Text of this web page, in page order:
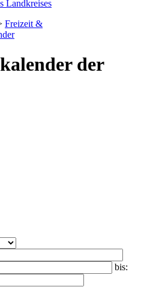
Landkreises
Freizeit &
der
bis: